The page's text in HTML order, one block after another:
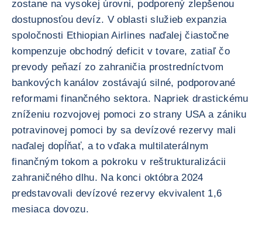
zostane na vysokej úrovni, podporený zlepšenou
dostupnosťou devíz. V oblasti služieb expanzia
spoločnosti Ethiopian Airlines naďalej čiastočne
kompenzuje obchodný deficit v tovare, zatiaľ čo
prevody peňazí zo zahraničia prostredníctvom
bankových kanálov zostávajú silné, podporované
reformami finančného sektora. Napriek drastickému
zníženiu rozvojovej pomoci zo strany USA a zániku
potravinovej pomoci by sa devízové rezervy mali
naďalej dopĺňať, a to vďaka multilaterálnym
finančným tokom a pokroku v reštrukturalizácii
zahraničného dlhu. Na konci októbra 2024
predstavovali devízové rezervy ekvivalent 1,6
mesiaca dovozu.